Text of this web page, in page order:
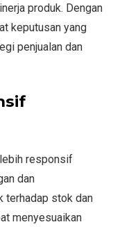
produk. Dengan
keputusan yang
penjualan dan
responsif
dan
terhadap stok dan
menyesuaikan